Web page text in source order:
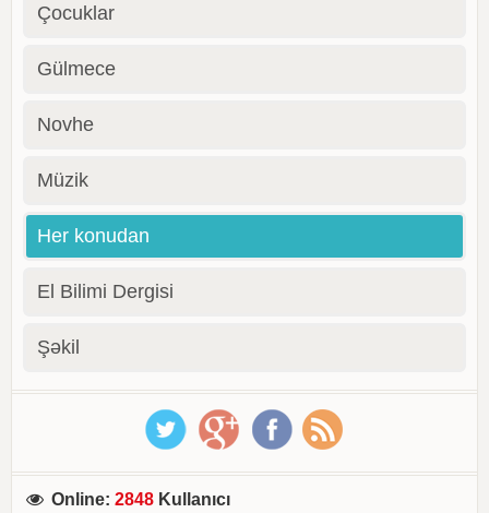
Çocuklar
Gülmece
Novhe
Müzik
Her konudan
El Bilimi Dergisi
Şəkil
Online:2848 Kullanıcı